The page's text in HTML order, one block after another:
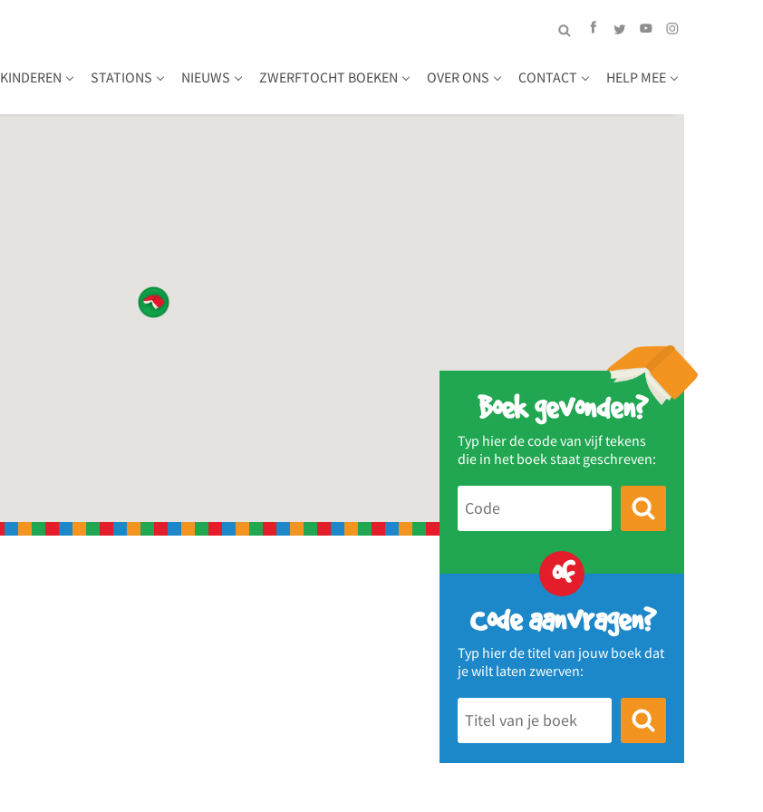
KINDEREN STATIONS NIEUWS ZWERFTOCHT BOEKEN OVER ONS CONTACT HELP MEE
Boek gevonden?
Typ hier de code van vijf tekens
die in het boek staat geschreven:
of
Code aanvragen?
Typ hier de titel van jouw boek dat
je wilt laten zwerven: